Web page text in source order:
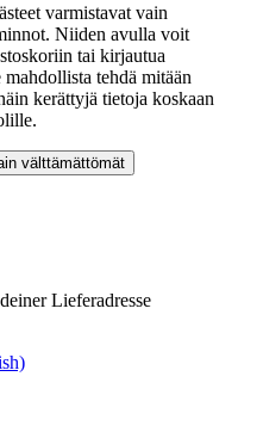
varmistavat vain
Niiden avulla voit
tai kirjautua
tehdä mitään
kerättyjä tietoja koskaan
välttämättömät
Lieferadresse